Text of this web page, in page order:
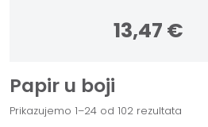
13,47 €
Papir u boji
Prikazujemo 1–24 od 102 rezultata